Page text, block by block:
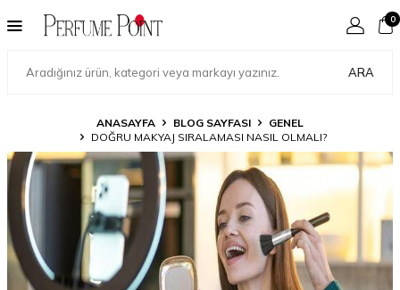
ARA
0
ANASAYFA BLOG SAYFASI
GENEL
DOĞRU MAKYAJ SIRALAMASI NASIL OLMALI?